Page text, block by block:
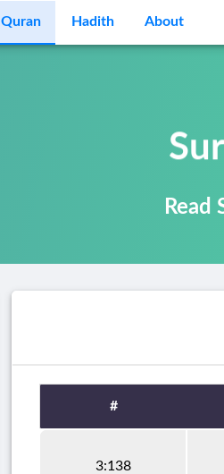
Quran Hadith About
Read
#
3:138